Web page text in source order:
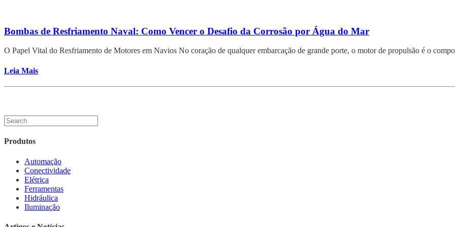
Bombas de Resfriamento Naval: Como Vencer o Desafio da Corrosão por Água do Mar
O Papel Vital do Resfriamento de Motores em Navios No coração de qualquer embarcação de grande porte, o motor de propulsão é o
Leia Mais
Produtos
Automação
Conectividade
Elétrica
Ferramentas
Hidráulica
Iluminação